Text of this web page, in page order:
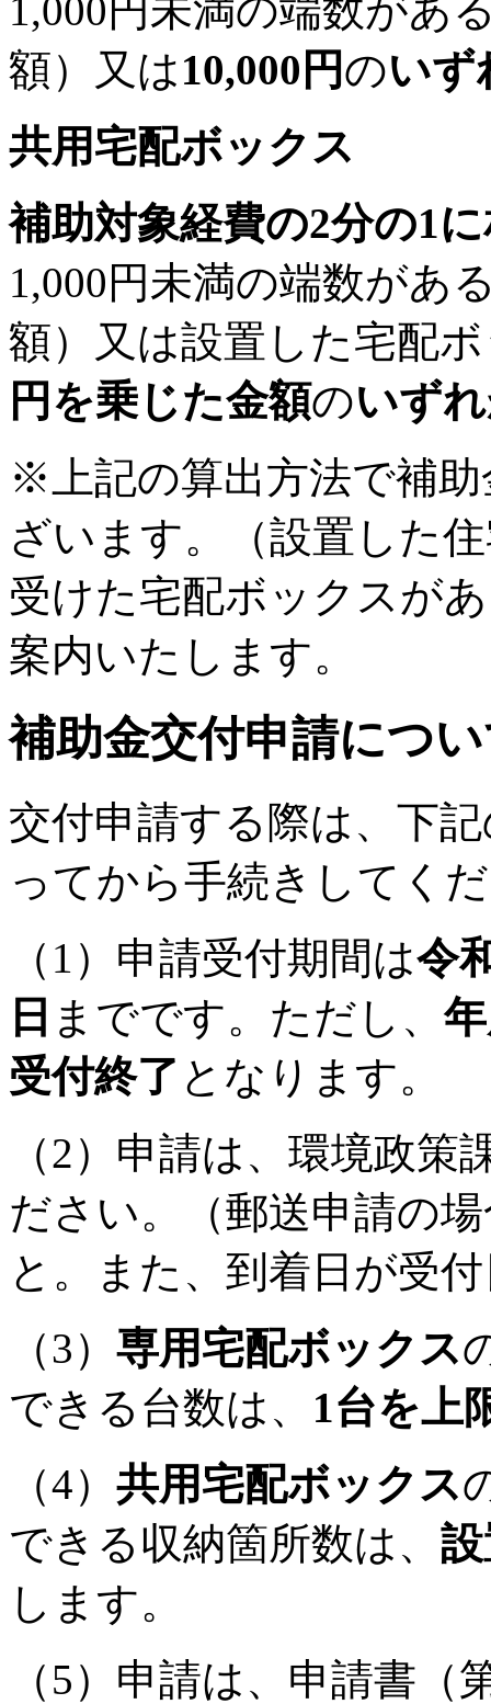
1,000円未満の端数があ
額）又は10,000円のいず
共用宅配ボックス
補助対象経費の2分の1
1,000円未満の端数があ
額）又は設置した宅配
円を乗じた金額のいず
※上記の算出方法で補
ざいます。（設置した
受けた宅配ボックスが
案内いたします。
補助金交付申請につ
交付申請する際は、下
ってから手続きしてく
（1）申請受付期間は令
日 までです。ただし、
受付終了 となります。
（2）申請は、環境政策
ださい。（郵送申請の
と。また、到着日が受
（3） 専用宅配ボックス
できる台数は、 1台を上
（4） 共用宅配ボックス
できる収納箇所数は、
します。
（5）申請は、申請書